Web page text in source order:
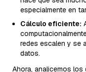
especialmente en
Cálculo eficiente:
redes escalen y se
datos.
Ahora, analicemos